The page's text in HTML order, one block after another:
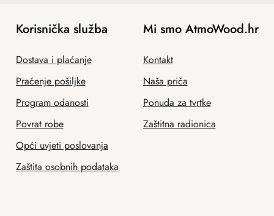
Korisnička služba
Dostava i plaćanje
Praćenje pošiljke
Program odanosti
Povrat robe
Opći uvjeti poslovanja
Zaštita osobnih podataka
Mi smo AtmoWood.hr
Kontakt
Naša priča
Ponuda za tvrtke
Zaštitna radionica